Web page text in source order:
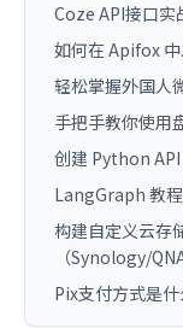
Coze API接口实
如何在 Apifox 中
轻松掌握外国人
手把手教你使用
创建 Python API
LangGraph 教
构建自定义云存
（Synology/
Pix支付方式是什